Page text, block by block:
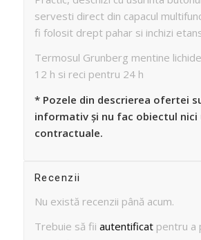
servesti direct din capacul
fi folosit drept pahar si inchizi
Termosul Grunberg mentine
12 h si reci pentru 24 h
* Pozele din descrierea ofertei
informativ și nu fac obiectul nici
contractuale.
Recenzii
Nu există recenzii până acum.
Trebuie să fii autentificatpentru a